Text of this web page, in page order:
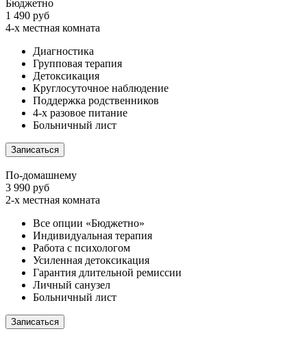
Бюджетно
1 490 руб
4-х местная комната
Диагностика
Групповая терапия
Детоксикация
Круглосуточное наблюдение
Поддержка родственников
4-х разовое питание
Больничный лист
Записаться
По-домашнему
3 990 руб
2-х местная комната
Все опции «Бюджетно»
Индивидуальная терапия
Работа с психологом
Усиленная детоксикация
Гарантия длительной ремиссии
Личный санузел
Больничный лист
Записаться